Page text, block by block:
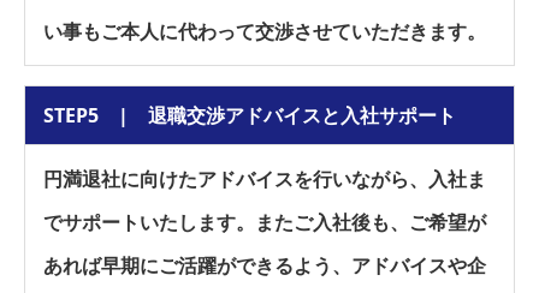
い事もご本人に代わって交渉させていただきます。
STEP5 | 退職交渉アドバイスと入社サポート
円満退社に向けたアドバイスを行いながら、入社ま
でサポートいたします。またご入社後も、ご希望が
あれば早期にご活躍ができるよう、アドバイスや企